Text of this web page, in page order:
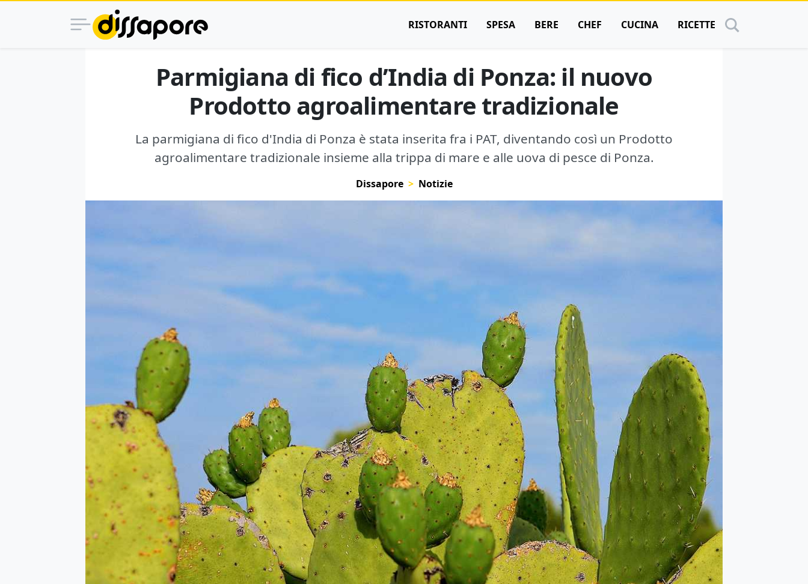
RISTORANTI SPESA BERE CHEF CUCINA RICETTE
Parmigiana di fico d’India di Ponza: il nuovo
Prodotto agroalimentare tradizionale
La parmigiana di fico d'India di Ponza è stata inserita fra i PAT, diventando così un Prodotto
agroalimentare tradizionale insieme alla trippa di mare e alle uova di pesce di Ponza.
Dissapore Notizie